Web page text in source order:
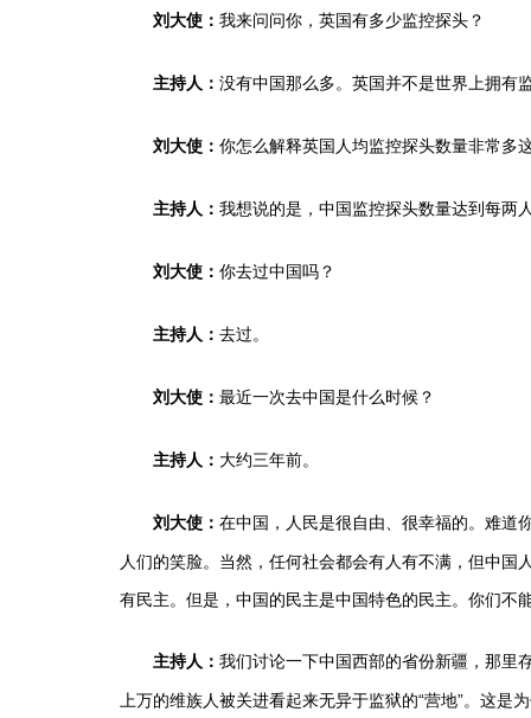
刘大使： 我来问问你，英国有多少监控探头？
主持人： 没有中国那么多。英国并不是世界上拥有
刘大使： 你怎么解释英国人均监控探头数量非常多
主持人： 我想说的是，中国监控探头数量达到每两
刘大使： 你去过中国吗？
主持人： 去过。
刘大使： 最近一次去中国是什么时候？
主持人： 大约三年前。
刘大使： 在中国，人民是很自由、很幸福的。难道
人们的笑脸。当然，任何社会都会有人有不满，但中
有民主。但是，中国的民主是中国特色的民主。你们不
主持人： 我们讨论一下中国西部的省份新疆，那里
上万的维族人被关进看起来无异于监狱的“营地”。这是